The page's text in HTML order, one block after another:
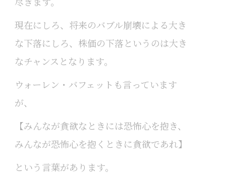
現在にしろ、将来のバブル崩壊による大き
な下落にしろ、株価の下落というのは大き
なチャンスとなります。
ウォーレン・バフェットも言っています
が、
【みんなが貪欲なときには恐怖心を抱き、
みんなが恐怖心を抱くときに貪欲であれ】
という言葉があります。